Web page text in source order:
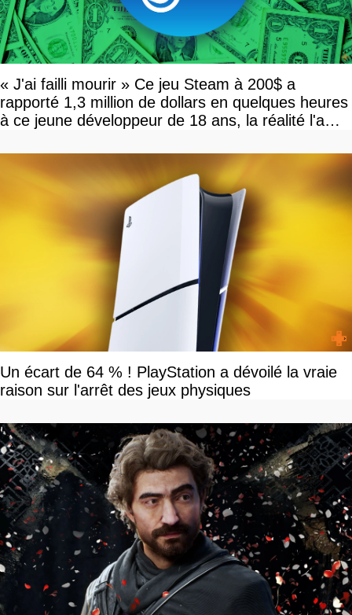
« J'ai failli mourir » Ce jeu Steam à 200$ a
rapporté 1,3 million de dollars en quelques heures
à ce jeune développeur de 18 ans, la réalité l'a
Un écart de 64 % ! PlayStation a dévoilé la vraie
raison sur l'arrêt des jeux physiques